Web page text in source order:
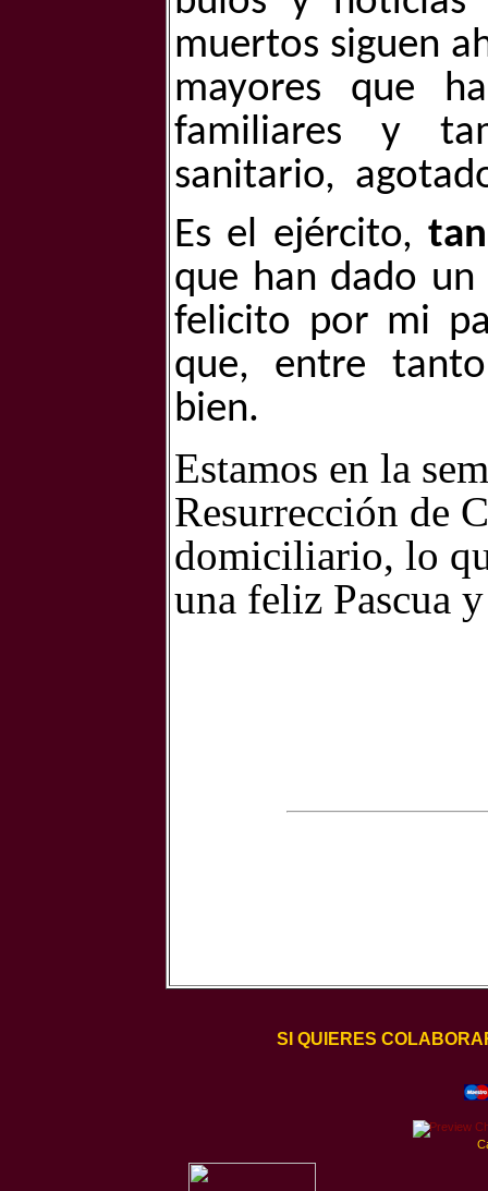
muertos siguen
mayores que
familiares y
sanitario,
Es el ejército,
que han dado
felicito por mi
que, entre
bien.
Estamos en la
Resurrección de
domiciliario, lo
una feliz Pascua
SI QUIERES